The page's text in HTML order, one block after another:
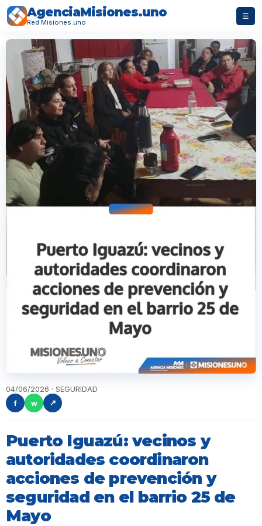
AgenciaMisiones.uno
Red Misiones.uno
☰
04/06/2026 · SEGURIDAD
f
w ↗
Puerto Iguazú: vecinos y
autoridades coordinaron
acciones de prevención y
seguridad en el barrio 25 de
Mayo